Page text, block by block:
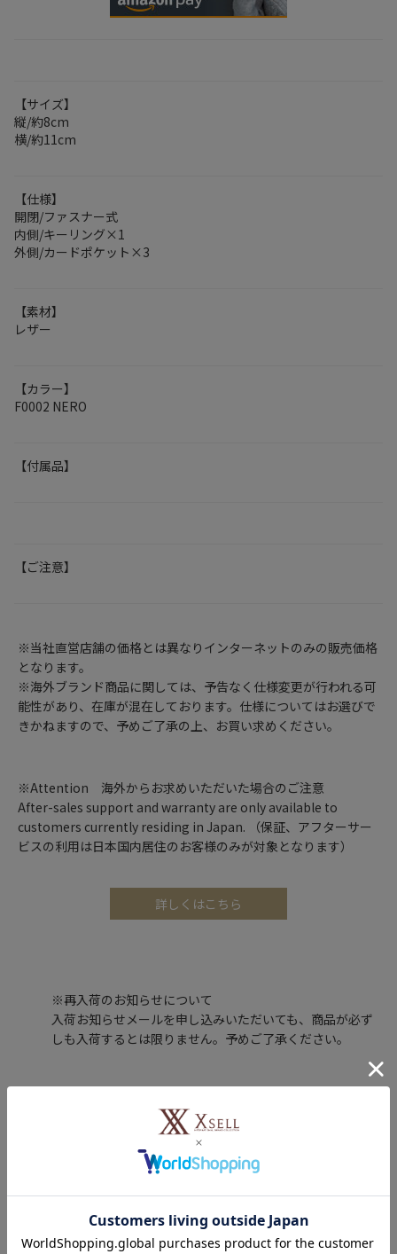
【サイズ】
縦/約8cm
横/約11cm
【仕様】
開閉/ファスナー式
内側/キーリング×1
外側/カードポケット×3
【素材】
レザー
【カラー】
F0002 NERO
【付属品】
【ご注意】
※当社直営店舗の価格とは異なりインターネットのみの販売価格
となります。
※海外ブランド商品に関しては、予告なく仕様変更が行われる可
能性があり、在庫が混在しております。仕様についてはお選びで
きかねますので、予めご了承の上、お買い求めください。
※Attention 海外からお求めいただいた場合のご注意
After-sales support and warranty are only available to
customers currently residing in Japan. （保証、アフターサー
ビスの利用は日本国内居住のお客様のみが対象となります）
詳しくはこちら
※再入荷のお知らせについて
入荷お知らせメールを申し込みいただいても、商品が必ず
しも入荷するとは限りません。予めご了承ください。
レビュー投稿で100ポイントプレゼント！
購入した商品のレビューを投稿いただくと、もれなくエクセルポ
イント100ポイントをプレゼントします。
レビューを書く